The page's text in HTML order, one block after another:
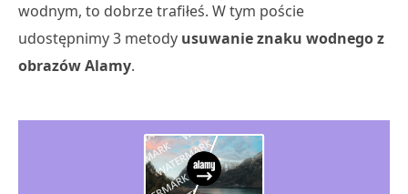
wodnym, to dobrze trafiłeś. W tym poście
udostępnimy 3 metody usuwanie znaku wodnego z
obrazów Alamy.